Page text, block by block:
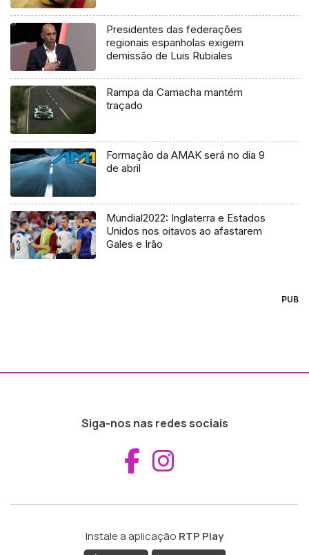
Presidentes das federações
regionais espanholas exigem
demissão de Luis Rubiales
Rampa da Camacha mantém
traçado
Formação da AMAK será no dia 9
de abril
Mundial2022: Inglaterra e Estados
Unidos nos oitavos ao afastarem
Gales e Irão
PUB
Siga-nos nas redes sociais
Aceder ao
Instale a aplicação RTP Play